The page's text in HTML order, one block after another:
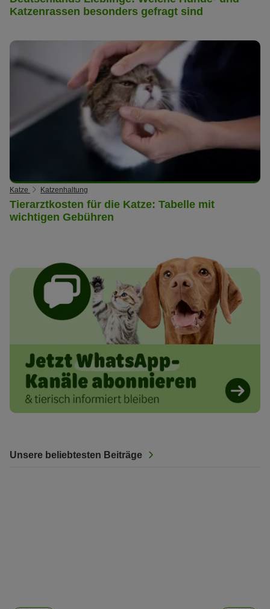
Katzenrassen besonders gefragt sind
Katze Katzenhaltung
Tierarztkosten für die Katze: Tabelle mit
wichtigen Gebühren
Unsere beliebtesten Beiträge